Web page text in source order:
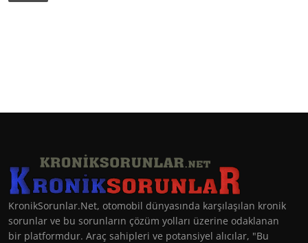
KronikSorunlar.Net, otomobil dünyasında karşılaşılan kronik
sorunlar ve bu sorunların çözüm yolları üzerine odaklanan
bir platformdur. Araç sahipleri ve potansiyel alıcılar, "Bu